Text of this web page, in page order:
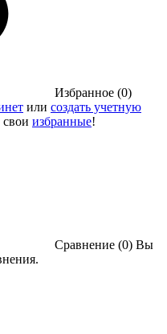
Избранное (0)
или создать учетную
свои избранные!
Сравнение (0) Вы